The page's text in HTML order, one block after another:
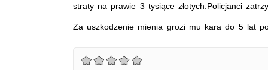
straty na prawie 3 tysiące złotych.Policjanci
Za uszkodzenie mienia grozi mu kara do 5 lat